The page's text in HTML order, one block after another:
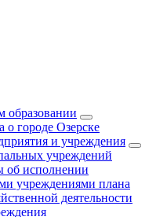
образовании
о городе Озерске
и учреждения
учреждений
об исполнении
учреждениями плана
деятельности